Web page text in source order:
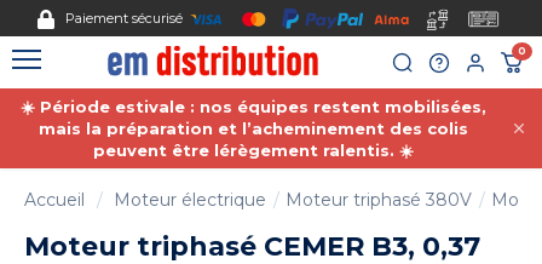
Paiement sécurisé
0
☀️ Période estivale : nos équipes restent mobilisées,
mais la préparation et l’acheminement des colis
peuvent être lérègement ralentis. ☀️
Accueil Moteur électrique Moteur triphasé 380V
Moteur triphasé CEMER B3, 0,37
Gestion des cookies